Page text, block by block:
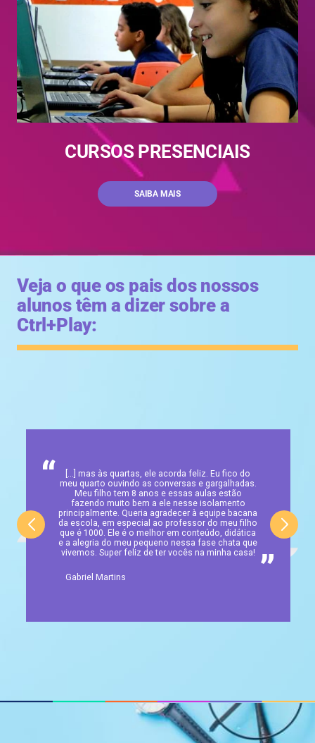
CURSOS PRESENCIAIS
SAIBA MAIS
Veja o que os pais dos nossos
alunos têm a dizer sobre a
Ctrl+Play:
“
[...] mas às quartas, ele acorda feliz. Eu fico do
meu quarto ouvindo as conversas e gargalhadas.
Meu filho tem 8 anos e essas aulas estão
fazendo muito bem a ele nesse isolamento
principalmente. Queria agradecer à equipe bacana
da escola, em especial ao professor do meu filho
que é 1000. Ele é o melhor em conteúdo, didática
e a alegria do meu pequeno nessa fase chata que
vivemos. Super feliz de ter vocês na minha casa!
”
Gabriel Martins